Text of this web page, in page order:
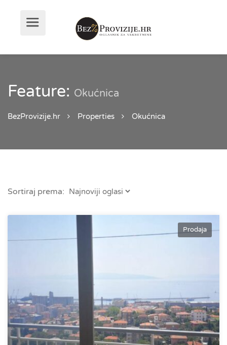
Feature: Okućnica
BezProvizije.hr Properties Okućnica
Sortiraj prema:
Prodaja